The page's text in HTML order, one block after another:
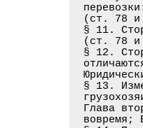
(ст.
§ 11.
(ст.
§ 12.
§ 13.
Глава
вовремя;